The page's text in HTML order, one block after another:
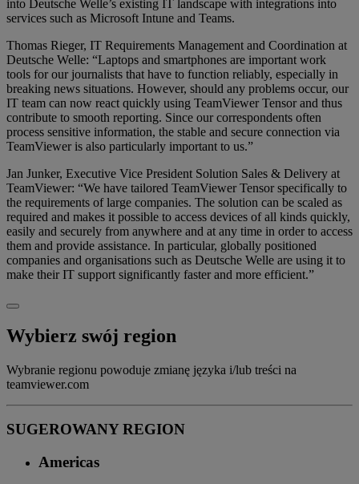
into Deutsche Welle’s existing IT landscape with integrations into
services such as Microsoft Intune and Teams.
Thomas Rieger, IT Requirements Management and Coordination at
Deutsche Welle: “Laptops and smartphones are important work
tools for our journalists that have to function reliably, especially in
breaking news situations. However, should any problems occur, our
IT team can now react quickly using TeamViewer Tensor and thus
contribute to smooth reporting. Since our correspondents often
process sensitive information, the stable and secure connection via
TeamViewer is also particularly important to us.”
Jan Junker, Executive Vice President Solution Sales & Delivery at
TeamViewer: “We have tailored TeamViewer Tensor specifically to
the requirements of large companies. The solution can be scaled as
required and makes it possible to access devices of all kinds quickly,
easily and securely from anywhere and at any time in order to access
them and provide assistance. In particular, globally positioned
companies and organisations such as Deutsche Welle are using it to
make their IT support significantly faster and more efficient.”
Wybierz swój region
Wybranie regionu powoduje zmianę języka i/lub treści na
teamviewer.com
SUGEROWANY REGION
Americas